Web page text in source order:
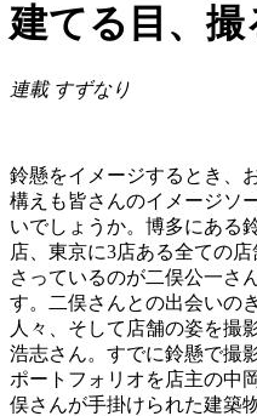
建てる目、撮
連載 すずなり
鈴懸をイメージするとき、
構えも皆さんのイメージソ
いでしょうか。博多にある
店、東京に3店ある全ての
さっているのが二俣公一さ
す。二俣さんとの出会いの
人々、そして店舗の姿を撮
浩志さん。すでに鈴懸で撮
ポートフォリオを店主の中
俣さんが手掛けられた建築